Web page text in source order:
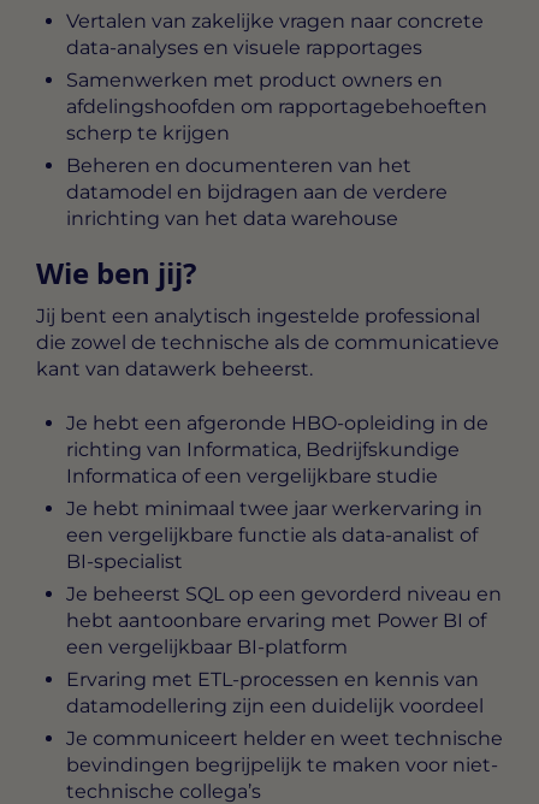
Vertalen van zakelijke vragen naar concrete
data-analyses en visuele rapportages
Samenwerken met product owners en
afdelingshoofden om rapportagebehoeften
scherp te krijgen
Beheren en documenteren van het
datamodel en bijdragen aan de verdere
inrichting van het data warehouse
Wie ben jij?
Jij bent een analytisch ingestelde professional
die zowel de technische als de communicatieve
kant van datawerk beheerst.
Je hebt een afgeronde HBO-opleiding in de
richting van Informatica, Bedrijfskundige
Informatica of een vergelijkbare studie
Je hebt minimaal twee jaar werkervaring in
een vergelijkbare functie als data-analist of
BI-specialist
Je beheerst SQL op een gevorderd niveau en
hebt aantoonbare ervaring met Power BI of
een vergelijkbaar BI-platform
Ervaring met ETL-processen en kennis van
datamodellering zijn een duidelijk voordeel
Je communiceert helder en weet technische
bevindingen begrijpelijk te maken voor niet-
technische collega’s